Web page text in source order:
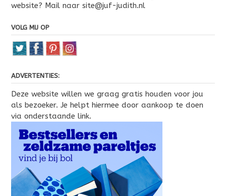
website? Mail naar site@juf-judith.nl
VOLG MIJ OP
ADVERTENTIES:
Deze website willen we graag gratis houden voor jou
als bezoeker. Je helpt hiermee door aankoop te doen
via onderstaande link.